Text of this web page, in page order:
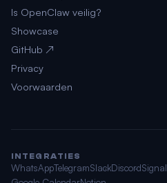
Is OpenClaw veilig?
Showcase
GitHub ↗
Privacy
Voorwaarden
INTEGRATIES
WhatsAppTelegramSlackDiscordSignal